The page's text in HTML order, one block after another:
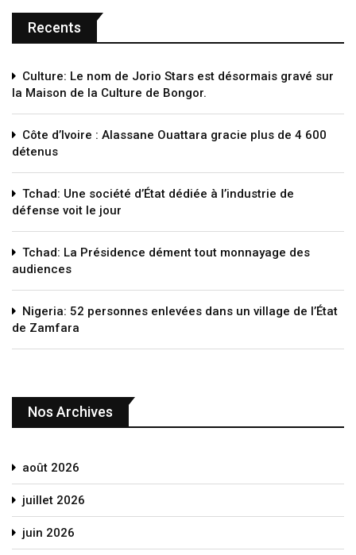
Recents
Culture: Le nom de Jorio Stars est désormais gravé sur
la Maison de la Culture de Bongor.
Côte d’Ivoire : Alassane Ouattara gracie plus de 4 600
détenus
Tchad: Une société d’État dédiée à l’industrie de
défense voit le jour
Tchad: La Présidence dément tout monnayage des
audiences
Nigeria: 52 personnes enlevées dans un village de l’État
de Zamfara
Nos Archives
août 2026
juillet 2026
juin 2026